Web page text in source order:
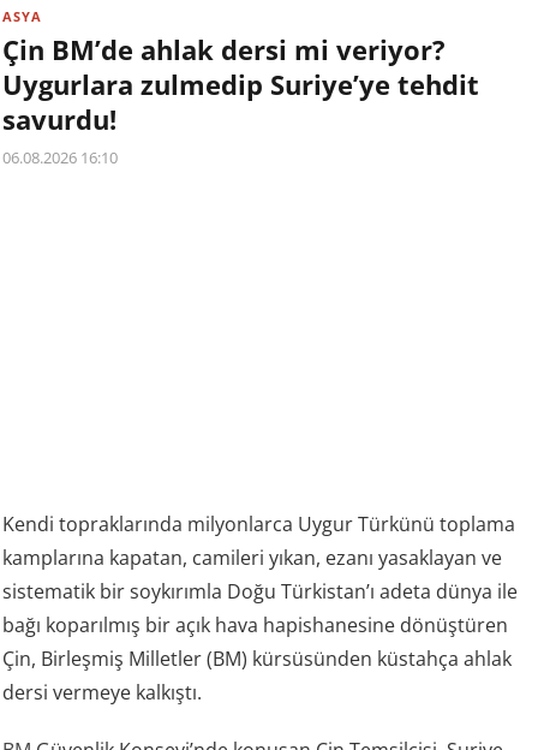
ASYA
Çin BM’de ahlak dersi mi veriyor?
Uygurlara zulmedip Suriye’ye tehdit
savurdu!
06.08.2026 16:10
Kendi topraklarında milyonlarca Uygur Türkünü toplama
kamplarına kapatan, camileri yıkan, ezanı yasaklayan ve
sistematik bir soykırımla Doğu Türkistan’ı adeta dünya ile
bağı koparılmış bir açık hava hapishanesine dönüştüren
Çin, Birleşmiş Milletler (BM) kürsüsünden küstahça ahlak
dersi vermeye kalkıştı.